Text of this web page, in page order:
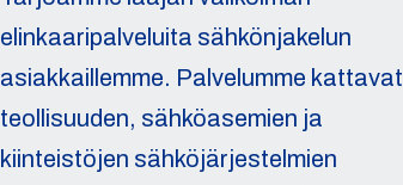
elinkaaripalveluita sähkönjakelun
asiakkaillemme. Palvelumme kattavat
teollisuuden, sähköasemien ja
kiinteistöjen sähköjärjestelmien